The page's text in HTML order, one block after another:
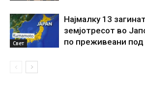
Свет
Најмалку 13
земјотресот во
по преживеани под